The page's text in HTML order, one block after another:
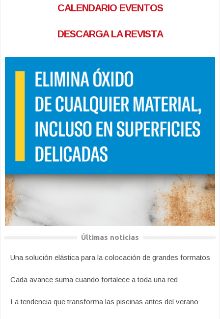
CALENDARIO EVENTOS
DESCARGA LA REVISTA
Últimas noticias
Una solución elástica para la colocación de grandes formatos
Cada avance suma cuando fortalece a toda una red
La tendencia que transforma las piscinas antes del verano